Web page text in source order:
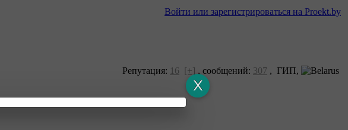
Войти или зарегистрироваться на Proekt.by
Репутация: 16 [+] , сообщений: 307 , ГИП,